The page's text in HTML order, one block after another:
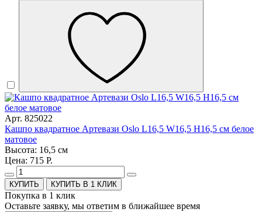
Арт. 825022
Кашпо квадратное Артевази Oslo L16,5 W16,5 H16,5 см белое
матовое
Высота: 16,5 см
Цена: 715 Р.
КУПИТЬ В 1 КЛИК
Покупка в 1 клик
Оставьте заявку, мы ответим в ближайшее время